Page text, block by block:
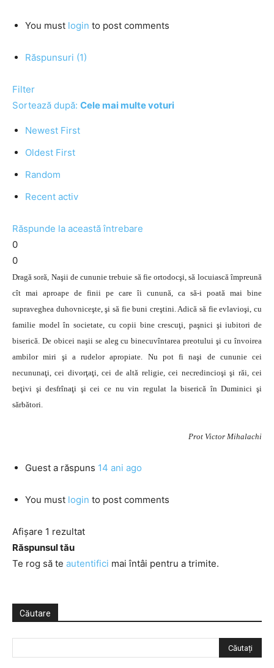
You must login to post comments
Răspunsuri (1)
Filter
Sortează după: Cele mai multe voturi
Newest First
Oldest First
Random
Recent activ
Răspunde la această întrebare
0
0
Dragă soră, Naşii de cununie trebuie să fie ortodocşi, să locuiască împreună
cît mai aproape de finii pe care îi cunună, ca să-i poată mai bine
supraveghea duhovniceşte, şi să fie buni creştini. Adică să fie evlavioşi, cu
familie model în societate, cu copii bine crescuţi, paşnici şi iubitori de
biserică. De obicei naşii se aleg cu binecuvîntarea preotului şi cu învoirea
ambilor miri şi a rudelor apropiate. Nu pot fi naşi de cununie cei
necununaţi, cei divorţaţi, cei de altă religie, cei necredincioşi şi răi, cei
beţivi şi desfrînaţi şi cei ce nu vin regulat la biserică în Duminici şi
sărbători.
Prot Victor Mihalachi
Guest a răspuns 14 ani ago
You must login to post comments
Afișare 1 rezultat
Răspunsul tău
Te rog să te autentifici mai întâi pentru a trimite.
Căutare